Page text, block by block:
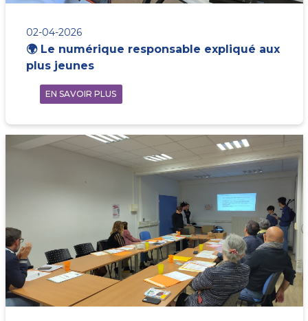
02-04-2026
🌍 Le numérique responsable expliqué aux
plus jeunes
EN SAVOIR PLUS